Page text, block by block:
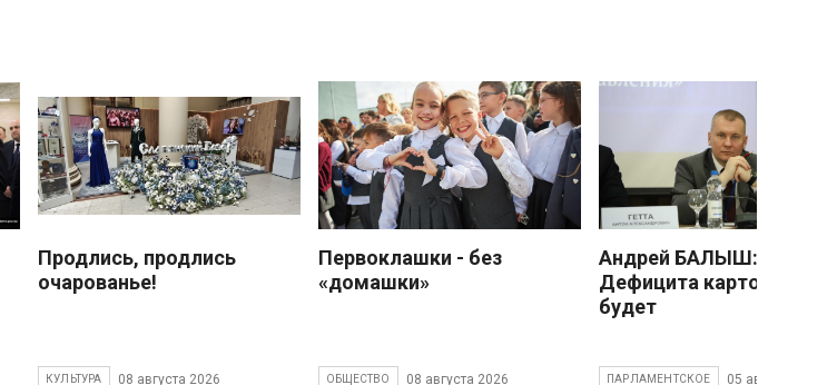
Продлись, продлись
очарованье!
КУЛЬТУРА 08 августа 2026
Первоклашки - без
«домашки»
ОБЩЕСТВО 08 августа 2026
Андрей БАЛЫШ:
Дефицита картофеля не
будет
ПАРЛАМЕНТСКОЕ 05 августа 2026